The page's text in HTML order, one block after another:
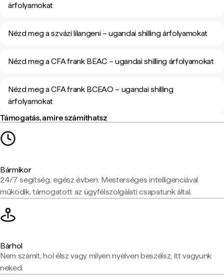
árfolyamokat
Nézd meg a szvázi lilangeni – ugandai shilling árfolyamokat
Nézd meg a CFA frank BEAC – ugandai shilling árfolyamokat
Nézd meg a CFA frank BCEAO – ugandai shilling
árfolyamokat
Támogatás, amire számíthatsz
Bármikor
24/7 segítség, egész évben. Mesterséges intelligenciával
működik, támogatott az ügyfélszolgálati csapatunk által.
Bárhol
Nem számít, hol élsz vagy milyen nyelven beszélsz, itt vagyunk
neked.